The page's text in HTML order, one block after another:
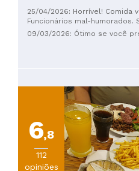
25/04/2026: Horrível! Comida
Funcionários mal-humorados.
inteiro cheira muito mal.
09/03/2026: Ótimo se você
6,8
112
opiniões